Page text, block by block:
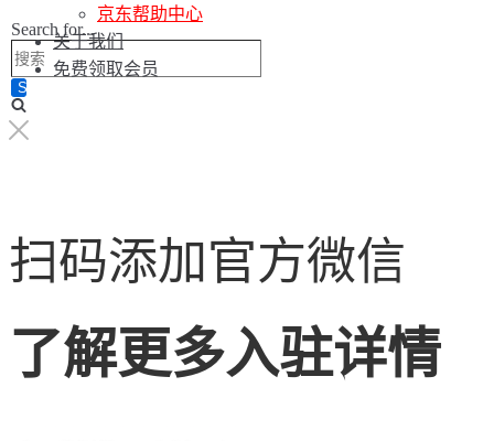
Search for...
京东帮助中心
关于我们
免费领取会员
扫码添加官方微信
了解更多入驻详情